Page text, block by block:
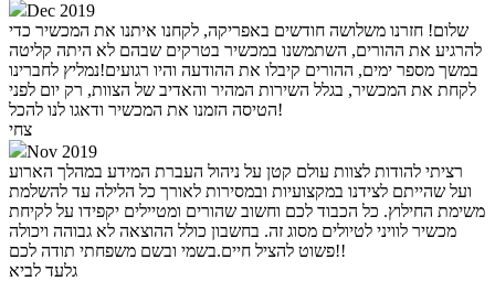
Dec 2019
שלום! חזרנו משלושה חודשים באפריקה, לקחנו איתנו את המכשיר כדי
להרגיע את ההורים, השתמשנו במכשיר בטרקים שבהם לא היתה קליטה
במשך מספר ימים, ההורים קיבלו את ההודעה והיו רגועים!נמליץ לחברינו
לקחת את המכשיר, בגלל השירות המהיר והאדיב של הצוות, רק יום לפני
הטיסה הזמנו את המכשיר ודאגו לנו להכל!
צחי
Nov 2019
רציתי להודות לצוות עולם קטן על ניהול העברת המידע במהלך הארוע
ועל שהייתם לצידנו במקצועיות ובמסירות לאורך כל הלילה עד להשלמת
משימת החילוץ. כל הכבוד לכם וחשוב שהורים ומטיילים יקפידו על לקיחת
מכשיר לוויני לטיולים מסוג זה. בחשבון כולל ההוצאה לא גבוהה ויכולה
פשוט להציל חיים.בשמי ובשם משפחתי תודה לכם!!
גלעד לביא